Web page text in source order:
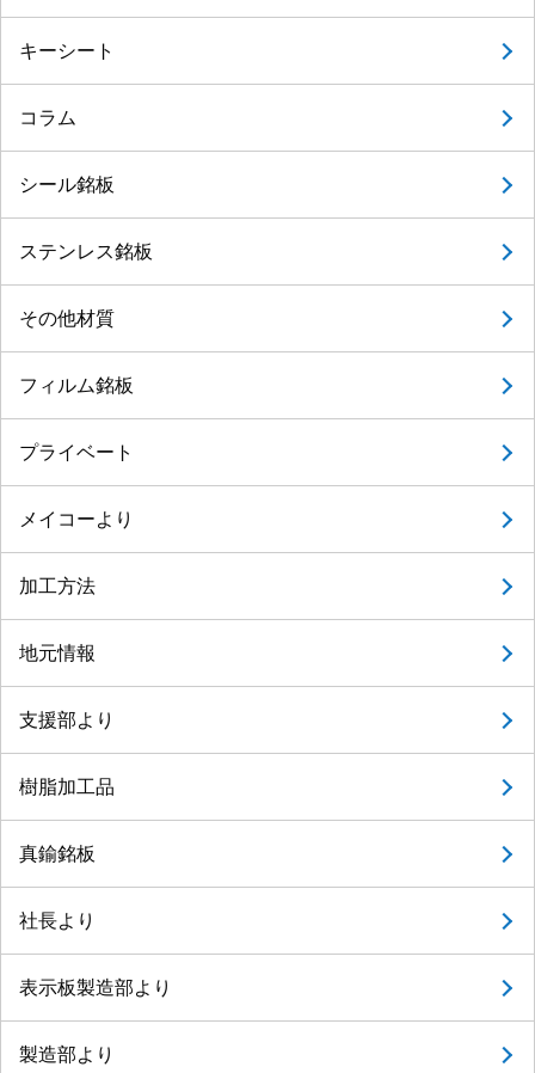
キーシート
コラム
シール銘板
ステンレス銘板
その他材質
フィルム銘板
プライベート
メイコーより
加工方法
地元情報
支援部より
樹脂加工品
真鍮銘板
社長より
表示板製造部より
製造部より